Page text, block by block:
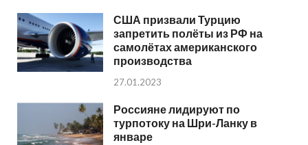
США призвали Турцию
запретить полёты из РФ на
самолётах американского
производства
27.01.2023
Россияне лидируют по
турпотоку на Шри-Ланку в
январе